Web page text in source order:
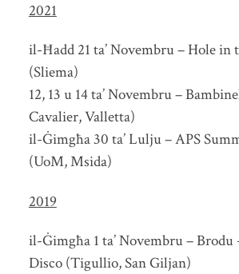
2021
il-Ħadd 21 ta’ Novembru – Hole in
(Sliema)
12, 13 u 14 ta’ Novembru –
Cavalier, Valletta)
il-Ġimgħa 30 ta’ Lulju – APS
(UoM, Msida)
2019
il-Ġimgħa 1 ta’ Novembru –
Disco (Tigullio, San Giljan)